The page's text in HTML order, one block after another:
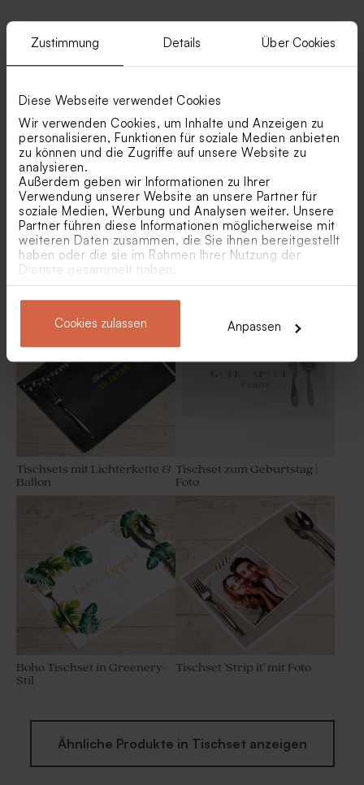
Zustimmung Details Über Cookies
Diese Webseite verwendet Cookies
Wir verwenden Cookies, um Inhalte und Anzeigen zu
personalisieren, Funktionen für soziale Medien anbieten
zu können und die Zugriffe auf unsere Website zu
analysieren.
Außerdem geben wir Informationen zu Ihrer
Verwendung unserer Website an unsere Partner für
soziale Medien, Werbung und Analysen weiter. Unsere
Partner führen diese Informationen möglicherweise mit
weiteren Daten zusammen, die Sie ihnen bereitgestellt
haben oder die sie im Rahmen Ihrer Nutzung der
Dienste gesammelt haben.
Cookies zulassen Anpassen
Schokoladendragees als
Zuckerfest 1 kg (± 240 Stück)
Schokoladendragees als
kg (± 240 Stück)
als Gastgeschenk
Stück)
Holz | rechteckig
Geschenkanhänger aus Holz
| rechteckig
Geschenkanhänger aus Kork
Stilvolles Tischset mit Foto
Tischset zum
Prinzessin Ballerina
Tischsets mit Lichterkette &
Ballon
Tischset zum Geburtstag |
Foto
Boho Tischset in Greenery-
Stil
Tischset 'Strip it' mit Foto
Ähnliche Produkte in Tischset anzeigen